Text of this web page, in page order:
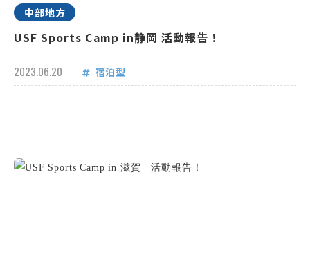
中部地方
USF Sports Camp in静岡 活動報告！
2023.06.20 宿泊型